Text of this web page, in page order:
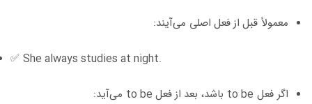
معمولاًقبل از فعل اصلی می‌آیند:
✅ She always studies at night.
اگر فعل to be باشد، بعد از فعل to be می‌آید: